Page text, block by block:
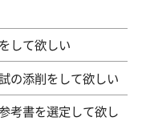
して欲しい
の添削をして欲しい
考書を選定して欲し